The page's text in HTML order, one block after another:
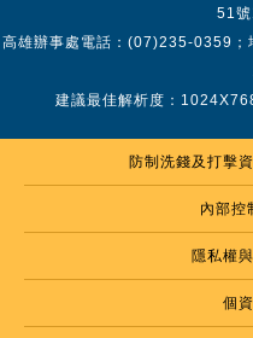
51
高雄辦事處電話：(07)235-0359
建議最佳解析度：
防制洗錢及打擊
內部控
隱私權
個